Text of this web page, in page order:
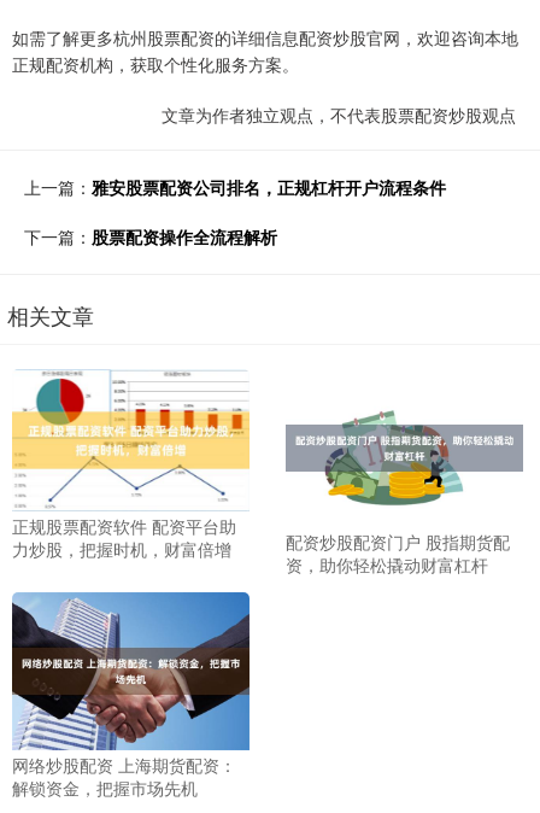
如需了解更多杭州股票配资的详细信息配资炒股官网，欢迎咨询本地
正规配资机构，获取个性化服务方案。
文章为作者独立观点，不代表股票配资炒股观点
上一篇： 雅安股票配资公司排名，正规杠杆开户流程条件
下一篇： 股票配资操作全流程解析
相关文章
正规股票配资软件 配资平台助
力炒股，把握时机，财富倍增
配资炒股配资门户 股指期货配
资，助你轻松撬动财富杠杆
网络炒股配资 上海期货配资：
解锁资金，把握市场先机